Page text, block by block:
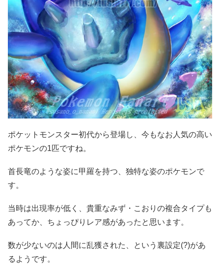
ポケットモンスター初代から登場し、今もなお人気の高い
ポケモンの1匹ですね。
首長竜のような姿に甲羅を持つ、独特な姿のポケモンで
す。
当時は出現率が低く、貴重なみず・こおりの複合タイプも
あってか、ちょっぴりレア感があったと思います。
数が少ないのは人間に乱獲された、という裏設定(?)があ
るようです。